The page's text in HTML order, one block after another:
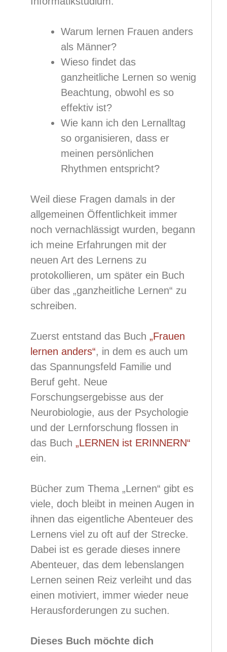
Warum lernen Frauen anders
als Männer?
Wieso findet das
ganzheitliche Lernen so wenig
Beachtung, obwohl es so
effektiv ist?
Wie kann ich den Lernalltag
so organisieren, dass er
meinen persönlichen
Rhythmen entspricht?
Weil diese Fragen damals in der
allgemeinen Öffentlichkeit immer
noch vernachlässigt wurden, begann
ich meine Erfahrungen mit der
neuen Art des Lernens zu
protokollieren, um später ein Buch
über das „ganzheitliche Lernen“ zu
schreiben.
Zuerst entstand das Buch „Frauen
lernen anders“, in dem es auch um
das Spannungsfeld Familie und
Beruf geht. Neue
Forschungsergebisse aus der
Neurobiologie, aus der Psychologie
und der Lernforschung flossen in
das Buch „LERNEN ist ERINNERN“
ein.
Bücher zum Thema „Lernen“ gibt es
viele, doch bleibt in meinen Augen in
ihnen das eigentliche Abenteuer des
Lernens viel zu oft auf der Strecke.
Dabei ist es gerade dieses innere
Abenteuer, das dem lebenslangen
Lernen seinen Reiz verleiht und das
einen motiviert, immer wieder neue
Herausforderungen zu suchen.
Dieses Buch möchte dich